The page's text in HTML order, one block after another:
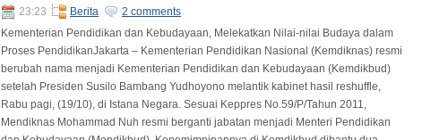
23:23 Berita
2 comments
Kementerian Pendidikan dan Kebudayaan, Melekatkan Nilai-nilai Budaya dalam
Proses PendidikanJakarta – Kementerian Pendidikan Nasional (Kemdiknas) resmi
berubah nama menjadi Kementerian Pendidikan dan Kebudayaan (Kemdikbud)
setelah Presiden Susilo Bambang Yudhoyono melantik kabinet hasil reshuffle,
Rabu pagi, (19/10), di Istana Negara. Sesuai Keppres No.59/P/Tahun 2011,
Mendiknas Mohammad Nuh resmi berganti jabatan menjadi Menteri Pendidikan